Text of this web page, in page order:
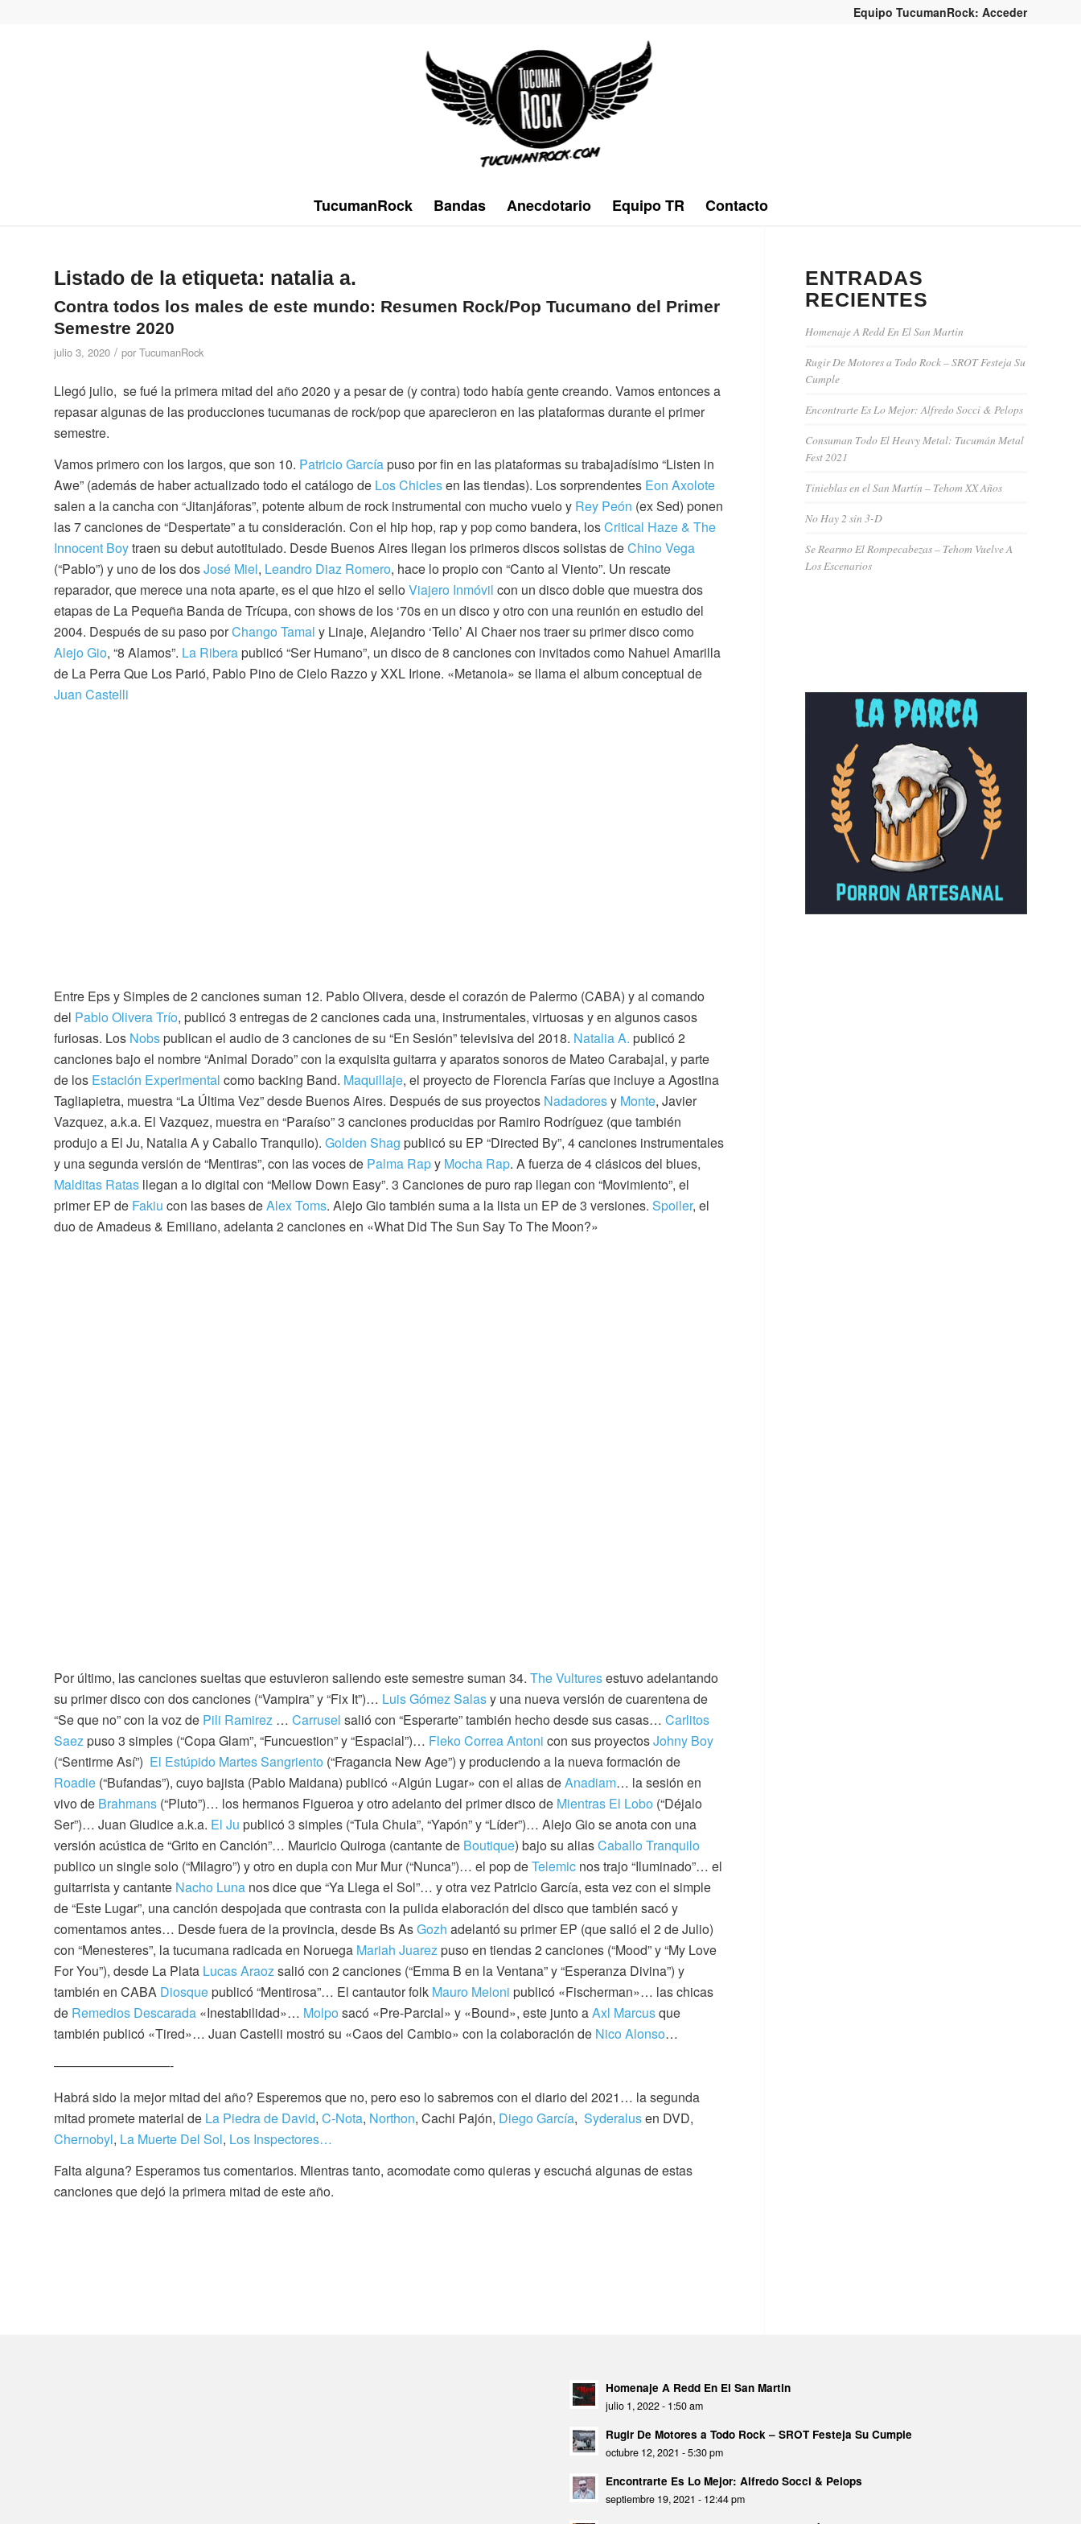
Equipo TucumanRock: Acceder
TucumanRock Bandas Anecdotario Equipo TR Contacto
Listado de la etiqueta: natalia a.
Contra todos los males de este mundo: Resumen Rock/Pop Tucumano del Primer
Semestre 2020
julio 3, 2020 / por TucumanRock
Llegó julio, se fué la primera mitad del año 2020 y a pesar de (y contra) todo había gente creando. Vamos entonces a
repasar algunas de las producciones tucumanas de rock/pop que aparecieron en las plataformas durante el primer
semestre.
Vamos primero con los largos, que son 10. Patricio Garcíapuso por fin en las plataformas su trabajadísimo “Listen in
Awe” (además de haber actualizado todo el catálogo de Los Chiclesen las tiendas). Los sorprendentes Eon Axolote
salen a la cancha con “Jitanjáforas”, potente album de rock instrumental con mucho vuelo y Rey Peón (ex Sed) ponen
las 7 canciones de “Despertate” a tu consideración. Con el hip hop, rap y pop como bandera, losCritical Haze & The
Innocent Boytraen su debut autotitulado. Desde Buenos Aires llegan los primeros discos solistas deChino Vega
(“Pablo”) y uno de los dosJosé Miel, Leandro Diaz Romero, hace lo propio con “Canto al Viento”. Un rescate
reparador, que merece una nota aparte, es el que hizo el selloViajero Inmóvil con un disco doble que muestra dos
etapas de La Pequeña Banda de Trícupa, con shows de los ‘70s en un disco y otro con una reunión en estudio del
2004. Después de su paso porChango Tamal y Linaje, Alejandro ‘Tello’ Al Chaer nos traer su primer disco como
Alejo Gio, “8 Alamos”. La Riberapublicó “Ser Humano”, un disco de 8 canciones con invitados como Nahuel Amarilla
de La Perra Que Los Parió, Pablo Pino de Cielo Razzo y XXL Irione. «Metanoia» se llama el album conceptual de
Juan Castelli
Entre Eps y Simples de 2 canciones suman 12. Pablo Olivera, desde el corazón de Palermo (CABA) y al comando
del Pablo Olivera Trío, publicó 3 entregas de 2 canciones cada una, instrumentales, virtuosas y en algunos casos
furiosas. Los Nobspublican el audio de 3 canciones de su “En Sesión” televisiva del 2018. Natalia A. publicó 2
canciones bajo el nombre “Animal Dorado” con la exquisita guitarra y aparatos sonoros de Mateo Carabajal, y parte
de los Estación Experimental como backing Band. Maquillaje, el proyecto de Florencia Farías que incluye a Agostina
Tagliapietra, muestra “La Última Vez” desde Buenos Aires. Después de sus proyectos Nadadoresy Monte, Javier
Vazquez, a.k.a. El Vazquez, muestra en “Paraíso” 3 canciones producidas por Ramiro Rodríguez (que también
produjo a El Ju, Natalia A y Caballo Tranquilo). Golden Shag publicó su EP “Directed By”, 4 canciones instrumentales
y una segunda versión de “Mentiras”, con las voces de Palma Rapy Mocha Rap. A fuerza de 4 clásicos del blues,
Malditas Ratas llegan a lo digital con “Mellow Down Easy”. 3 Canciones de puro rap llegan con “Movimiento”, el
primer EP de Fakiu con las bases deAlex Toms. Alejo Gio también suma a la lista un EP de 3 versiones. Spoiler, el
duo de Amadeus & Emiliano, adelanta 2 canciones en «What Did The Sun Say To The Moon?»
Por último, las canciones sueltas que estuvieron saliendo este semestre suman 34. The Vulturesestuvo adelantando
su primer disco con dos canciones (“Vampira” y “Fix It”)… Luis Gómez Salasy una nueva versión de cuarentena de
“Se que no” con la voz de Pili Ramirez … Carrusel salió con “Esperarte” también hecho desde sus casas… Carlitos
Saez puso 3 simples (“Copa Glam”, “Funcuestion” y “Espacial”)… Fleko Correa Antoni con sus proyectosJohny Boy
(“Sentirme Así”) El Estúpido Martes Sangriento (“Fragancia New Age”) y produciendo a la nueva formación de
Roadie (“Bufandas”), cuyo bajista (Pablo Maidana) publicó «Algún Lugar» con el alias deAnadiam… la sesión en
vivo de Brahmans (“Pluto”)… los hermanos Figueroa y otro adelanto del primer disco de Mientras El Lobo (“Déjalo
Ser”)… Juan Giudice a.k.a. El Ju publicó 3 simples (“Tula Chula”, “Yapón” y “Líder”)… Alejo Gio se anota con una
versión acústica de “Grito en Canción”… Mauricio Quiroga (cantante de Boutique) bajo su aliasCaballo Tranquilo
publico un single solo (“Milagro”) y otro en dupla con Mur Mur (“Nunca”)… el pop deTelemic nos trajo “Iluminado”… el
guitarrista y cantante Nacho Luna nos dice que “Ya Llega el Sol”… y otra vez Patricio García, esta vez con el simple
de “Este Lugar”, una canción despojada que contrasta con la pulida elaboración del disco que también sacó y
comentamos antes… Desde fuera de la provincia, desde Bs AsGozh adelantó su primer EP (que salió el 2 de Julio)
con “Menesteres”, la tucumana radicada en Noruega Mariah Juarez puso en tiendas 2 canciones (“Mood” y “My Love
For You”), desde La Plata Lucas Araoz salió con 2 canciones (“Emma B en la Ventana” y “Esperanza Divina”) y
también en CABA Diosquepublicó “Mentirosa”… El cantautor folk Mauro Meloni publicó «Fischerman»… las chicas
de Remedios Descarada «Inestabilidad»… Molposacó «Pre-Parcial» y «Bound», este junto aAxl Marcusque
también publicó «Tired»… Juan Castelli mostró su «Caos del Cambio» con la colaboración de Nico Alonso…
—————————-
Habrá sido la mejor mitad del año? Esperemos que no, pero eso lo sabremos con el diario del 2021… la segunda
mitad promete material de La Piedra de David, C-Nota, Northon, Cachi Pajón, Diego García, Syderalusen DVD,
Chernobyl, La Muerte Del Sol, Los Inspectores…
Falta alguna? Esperamos tus comentarios. Mientras tanto, acomodate como quieras y escuchá algunas de estas
canciones que dejó la primera mitad de este año.
ENTRADAS
RECIENTES
Homenaje A Redd En El San Martin
Rugir De Motores a Todo Rock – SROT Festeja Su
Cumple
Encontrarte Es Lo Mejor: Alfredo Socci & Pelops
Consuman Todo El Heavy Metal: Tucumán Metal
Fest 2021
Tinieblas en el San Martín – Tehom XX Años
No Hay 2 sin 3-D
Se Rearmo El Rompecabezas – Tehom Vuelve A
Los Escenarios
Homenaje A Redd En El San Martin
julio 1, 2022 - 1:50 am
Rugir De Motores a Todo Rock – SROT Festeja Su Cumple
octubre 12, 2021 - 5:30 pm
Encontrarte Es Lo Mejor: Alfredo Socci & Pelops
septiembre 19, 2021 - 12:44 pm